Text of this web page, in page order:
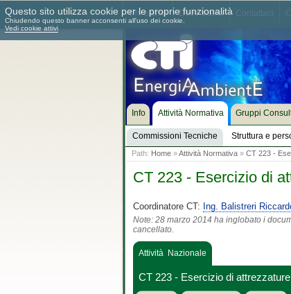
Chi siamo Dove siamo
Info Attività Normativa
Commissioni Tecniche Struttura e
Gruppi
Path: Home»Attività Normativa» CT 223 -
CT 223 - Esercizio di
Coordinatore CT: Ing. Balistreri
Note: 28 marzo 2014 ha inglobato i
cancellato.
Attività Nazionale
CT 223 - Esercizio di
Questo sito utilizza cookie per le proprie funzionalità
Chiudendo questo banner acconsenti all'uso dei cookie.
Vedi cookie attivi